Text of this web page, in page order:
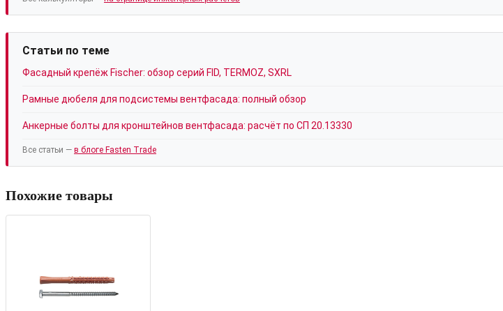
Статьи по теме
Фасадный крепёж Fischer: обзор серий FID, TERMOZ, SXRL
Рамные дюбеля для подсистемы вентфасада: полный обзор
Анкерные болты для кронштейнов вентфасада: расчёт по СП 20.13330
Все статьи — в блоге Fasten Trade
Похожие товары